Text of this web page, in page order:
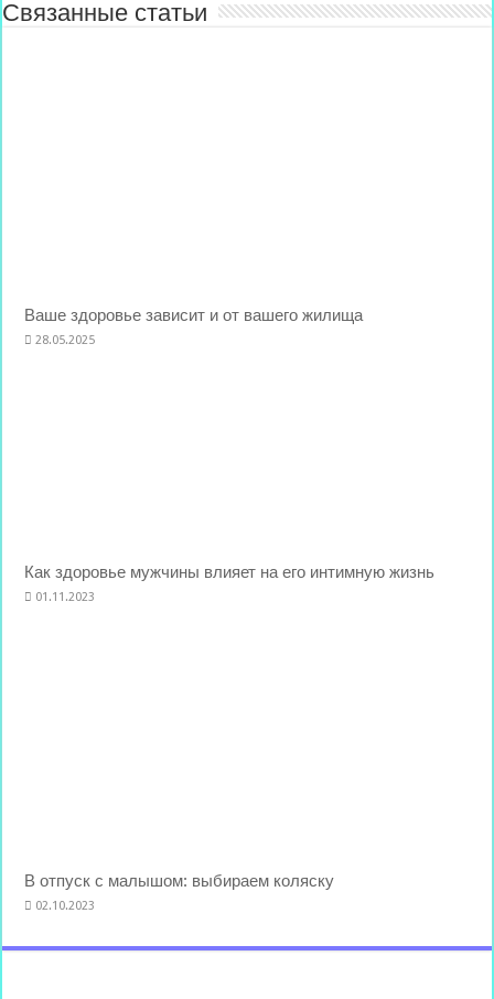
Связанные статьи
Ваше здоровье зависит и от вашего жилища
28.05.2025
Как здоровье мужчины влияет на его интимную жизнь
01.11.2023
В отпуск с малышом: выбираем коляску
02.10.2023